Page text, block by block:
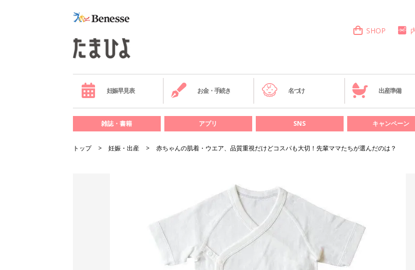
SHOP
妊娠早見表 お金・手続き 名づけ 出産準備
雑誌・書籍 アプリ SNS キャンペーン
トップ 妊娠・出産 赤ちゃんの肌着・ウエア、品質重視だけどコスパも大切！先輩ママたちが選んだのは？